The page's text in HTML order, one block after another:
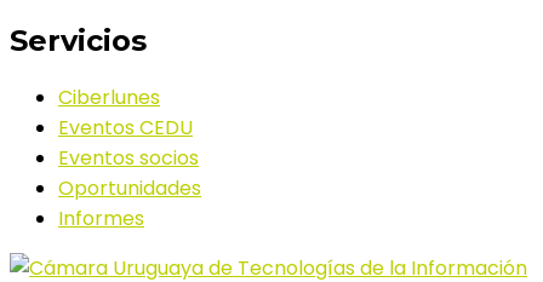
Servicios
Ciberlunes
Eventos CEDU
Eventos socios
Oportunidades
Informes